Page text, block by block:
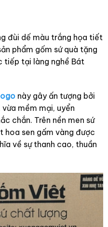
đùi dế màu trắng họa tiết
phẩm gốm sứ quà tặng
tiếp tại làng nghề Bát
này gây ấn tượng bởi
mềm mại, uyển
chắn. Trên nền men sứ
hoa sen gấm vàng được
về sự thanh cao, thuần